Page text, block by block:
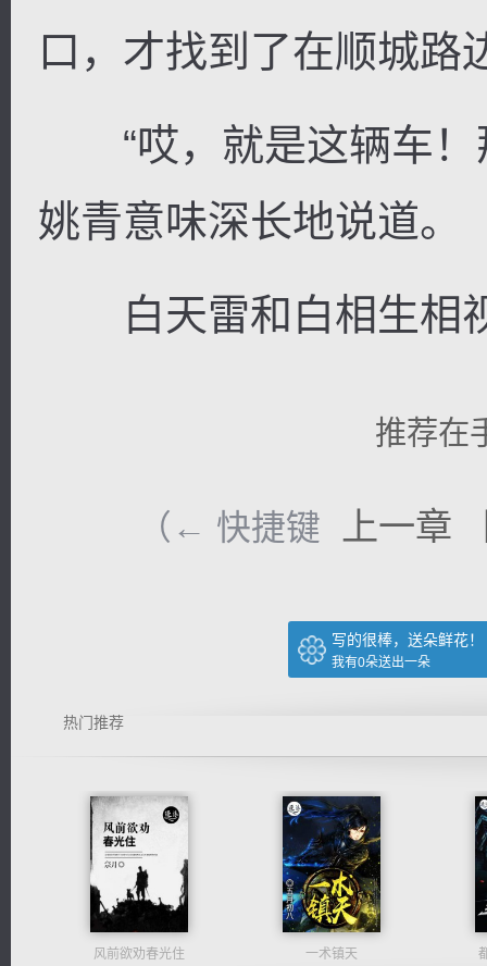
口，才找到了在顺城路
“哎，就是这辆车！
姚青意味深长地说道。
白天雷和白相生相
推荐在
（← 快捷键 上一章
写的很棒，送朵鲜花！
我有0朵送出一朵
热门推荐
风前欲劝春光住 一术镇天